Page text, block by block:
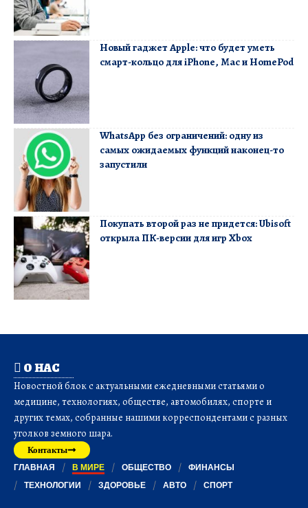
Новый гаджет Apple: что будет уметь
смарт-кольцо для iPhone, Mac и HomePod
WhatsApp без ограничений: одну из
самых ожидаемых функций наконец-то
запустили
Покупать второй раз не придется: Ubisoft
открыла ПК-версии для игр Xbox
О НАС
Новостной блок с актуальными ежедневными статьями о
медицине, технологиях, обществе, автомобилях, спорте и
других темах, собранные нашими корреспондентами с разных
уголков земного шара.
Контакты
ГЛАВНАЯ В МИРЕ ОБЩЕСТВО
ФИНАНСЫ
ТЕХНОЛОГИИ
ЗДОРОВЬЕ АВТО СПОРТ